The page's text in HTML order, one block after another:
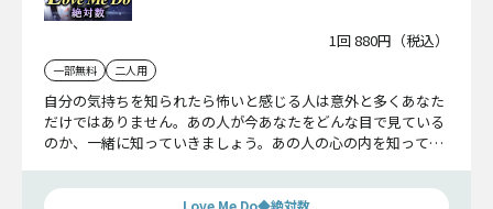
1回 880円（税込）
一部無料 二人用
自分の気持ちを知られたら怖いと感じる人は意外と多くあなた
だけではありません。あの人が今あなたをどんな目で見ている
のか、一緒に知っていきましょう。あの人の心の内を知って、
Love Me Do◆絶対数